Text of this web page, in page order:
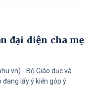
đại diện cha mẹ
- Bộ Giáo dục và
đang lấy ý kiến góp ý